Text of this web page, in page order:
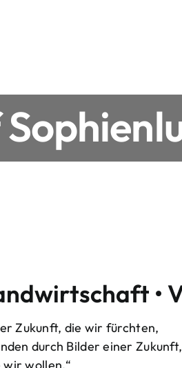
•
Zukunft, die wir fürchten,
durch Bilder einer Zukunft,